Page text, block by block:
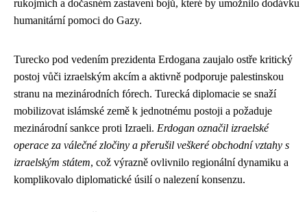
rukojmích a dočasném zastavení bojů, které by umožnilo dodávku
humanitární pomoci do Gazy.
Turecko pod vedením prezidenta Erdogana zaujalo ostře kritický
postoj vůči izraelským akcím a aktivně podporuje palestinskou
stranu na mezinárodních fórech. Turecká diplomacie se snaží
mobilizovat islámské země k jednotnému postoji a požaduje
mezinárodní sankce proti Izraeli. Erdogan označil izraelské
operace za válečné zločiny a přerušil veškeré obchodní vztahy s
izraelským státem, což výrazně ovlivnilo regionální dynamiku a
komplikovalo diplomatické úsilí o nalezení konsenzu.